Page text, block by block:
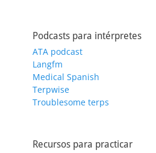
Podcasts para intérpretes
ATA podcast
Langfm
Medical Spanish
Terpwise
Troublesome terps
Recursos para practicar